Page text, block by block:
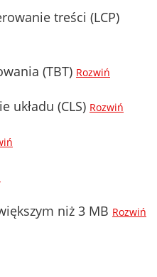
treści (LCP)
(TBT) Rozwiń
układu (CLS) Rozwiń
niż 3 MB Rozwiń